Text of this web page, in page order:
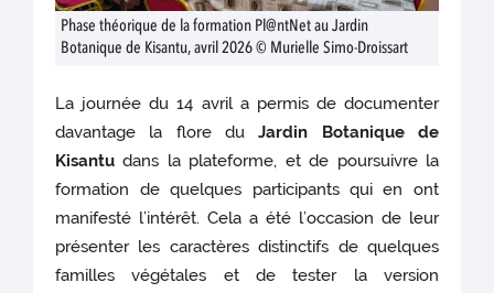
Phase théorique de la formation Pl@ntNet au Jardin
Botanique de Kisantu, avril 2026 © Murielle Simo-Droissart
La journée du 14 avril a permis de documenter
davantage la flore duJardin Botanique de
Kisantu dans la plateforme, et de poursuivre la
formation de quelques participants qui en ont
manifesté l’intérêt. Cela a été l’occasion de leur
présenter les caractères distinctifs de quelques
familles végétales et de tester la version